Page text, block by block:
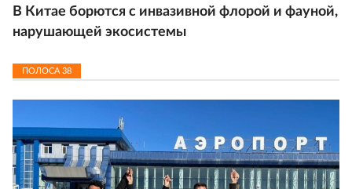
В Китае борются с инвазивной флорой и фауной,
нарушающей экосистемы
ПОЛОСА38